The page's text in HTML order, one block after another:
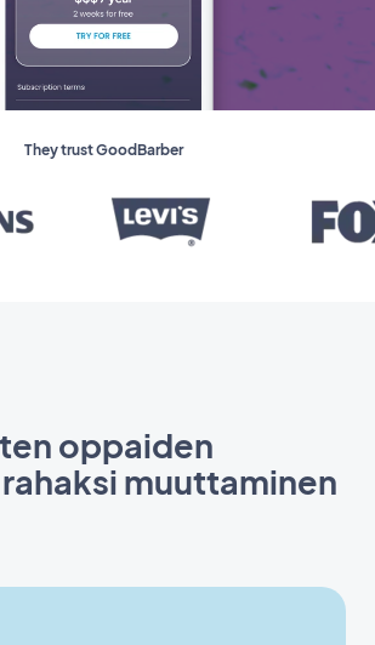
They trust GoodBarber
oppaiden
muuttaminen